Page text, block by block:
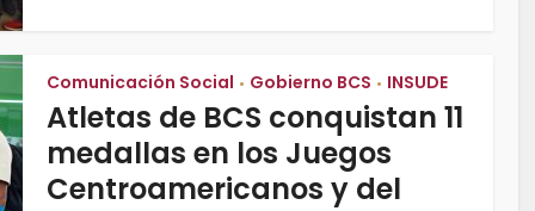
Comunicación Social • Gobierno BCS • INSUDE
Atletas de BCS conquistan 11
medallas en los Juegos
Centroamericanos y del